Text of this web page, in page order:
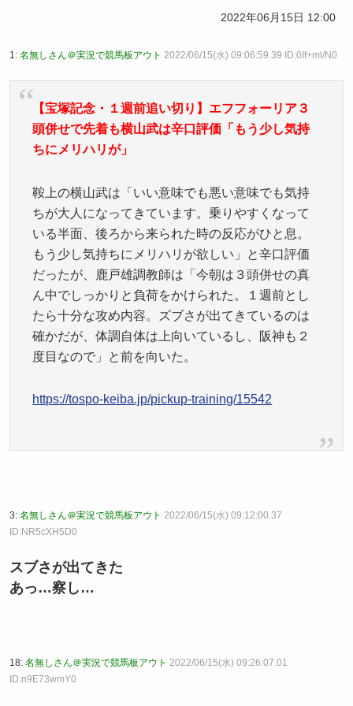
2022年06月15日 12:00
1: 名無しさん＠実況で競馬板アウト 2022/06/15(水) 09:06:59.39 ID:0If+ml/N0
【宝塚記念・１週前追い切り】エフフォーリア３
頭併せで先着も横山武は辛口評価「もう少し気持
ちにメリハリが」
鞍上の横山武は「いい意味でも悪い意味でも気持
ちが大人になってきています。乗りやすくなって
いる半面、後ろから来られた時の反応がひと息。
もう少し気持ちにメリハリが欲しい」と辛口評価
だったが、鹿戸雄調教師は「今朝は３頭併せの真
ん中でしっかりと負荷をかけられた。１週前とし
たら十分な攻め内容。ズブさが出てきているのは
確かだが、体調自体は上向いているし、阪神も２
度目なので」と前を向いた。
https://tospo-keiba.jp/pickup-training/15542
3: 名無しさん＠実況で競馬板アウト 2022/06/15(水) 09:12:00.37
ID:NR5cXH5D0
スブさが出てきた
あっ…察し…
18: 名無しさん＠実況で競馬板アウト 2022/06/15(水) 09:26:07.01
ID:n9E73wmY0